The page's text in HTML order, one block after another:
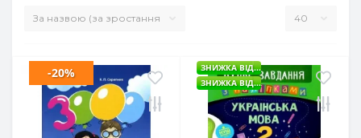
-20%
ЗНИЖКА ВІД...
ЗНИЖКА ВІД...